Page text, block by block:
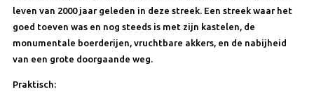
leven van 2000 jaar geleden in deze streek. Een streek waar het
goed toeven was en nog steeds is met zijn kastelen, de
monumentale boerderijen, vruchtbare akkers, en de nabijheid
van een grote doorgaande weg.
Praktisch: